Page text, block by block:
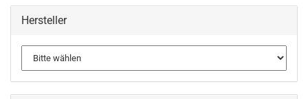
Hersteller